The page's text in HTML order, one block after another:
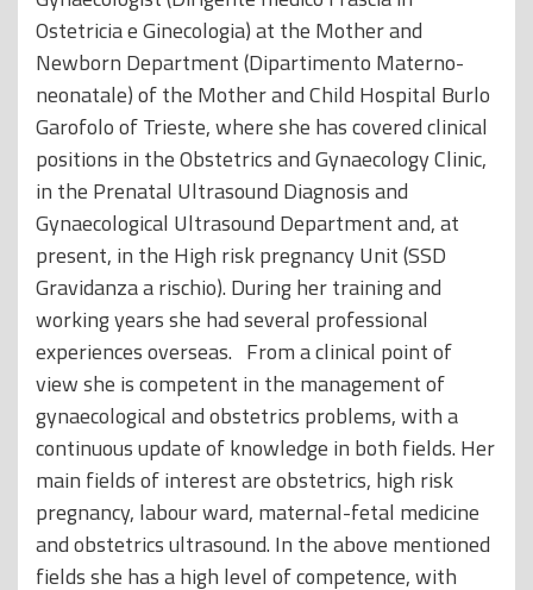
Ostetricia e Ginecologia) at the Mother and
Newborn Department (Dipartimento Materno-
neonatale) of the Mother and Child Hospital Burlo
Garofolo of Trieste, where she has covered clinical
positions in the Obstetrics and Gynaecology Clinic,
in the Prenatal Ultrasound Diagnosis and
Gynaecological Ultrasound Department and, at
present, in the High risk pregnancy Unit (SSD
Gravidanza a rischio). During her training and
working years she had several professional
experiences overseas. From a clinical point of
view she is competent in the management of
gynaecological and obstetrics problems, with a
continuous update of knowledge in both fields. Her
main fields of interest are obstetrics, high risk
pregnancy, labour ward, maternal-fetal medicine
and obstetrics ultrasound. In the above mentioned
fields she has a high level of competence, with